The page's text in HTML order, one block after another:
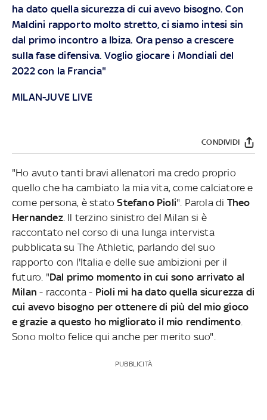
ha dato quella sicurezza di cui avevo bisogno. Con
Maldini rapporto molto stretto, ci siamo intesi sin
dal primo incontro a Ibiza. Ora penso a crescere
sulla fase difensiva. Voglio giocare i Mondiali del
2022 con la Francia"
MILAN-JUVE LIVE
CONDIVIDI
"Ho avuto tanti bravi allenatori ma credo proprio
quello che ha cambiato la mia vita, come calciatore e
come persona, è stato Stefano Pioli". Parola di Theo
Hernandez. Il terzino sinistro del Milan si è
raccontato nel corso di una lunga intervista
pubblicata su The Athletic, parlando del suo
rapporto con l'Italia e delle sue ambizioni per il
futuro. "Dal primo momento in cui sono arrivato al
Milan - racconta - Pioli mi ha dato quella sicurezza di
cui avevo bisogno per ottenere di più del mio gioco
e grazie a questo ho migliorato il mio rendimento.
Sono molto felice qui anche per merito suo".
PUBBLICITÀ